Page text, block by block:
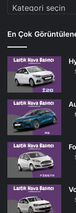
Araç
En Çok